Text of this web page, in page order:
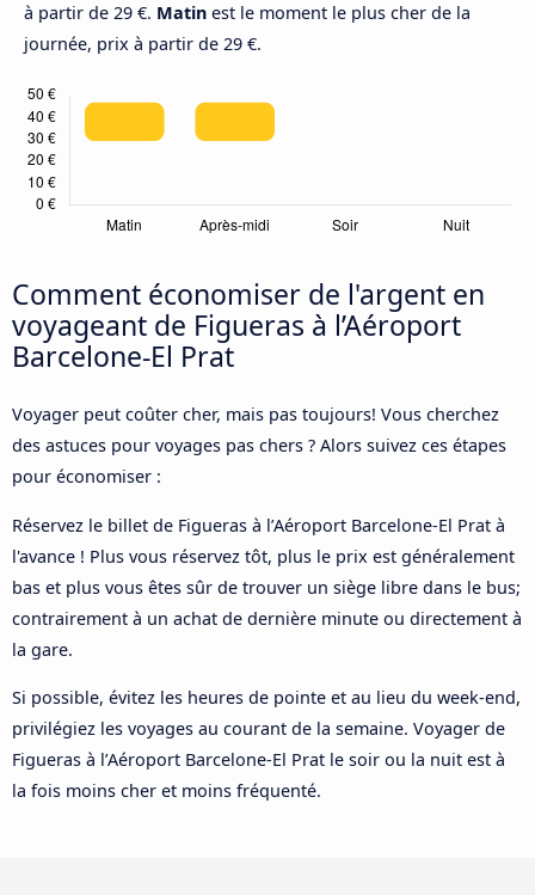
à partir de 29 €. Matin est le moment le plus cher de la
journée, prix à partir de 29 €.
Comment économiser de l'argent en
voyageant de Figueras à l’Aéroport
Barcelone-El Prat
Voyager peut coûter cher, mais pas toujours! Vous cherchez
des astuces pour voyages pas chers ? Alors suivez ces étapes
pour économiser :
Réservez le billet de Figueras à l’Aéroport Barcelone-El Prat à
l'avance ! Plus vous réservez tôt, plus le prix est généralement
bas et plus vous êtes sûr de trouver un siège libre dans le bus;
contrairement à un achat de dernière minute ou directement à
la gare.
Si possible, évitez les heures de pointe et au lieu du week-end,
privilégiez les voyages au courant de la semaine. Voyager de
Figueras à l’Aéroport Barcelone-El Prat le soir ou la nuit est à
la fois moins cher et moins fréquenté.